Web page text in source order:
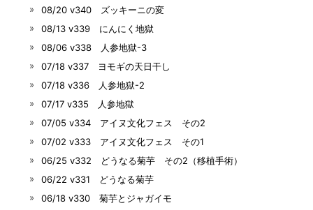
08/20 v340 ズッキーニの変
08/13 v339 にんにく地獄
08/06 v338 人参地獄-3
07/18 v337 ヨモギの天日干し
07/18 v336 人参地獄-2
07/17 v335 人参地獄
07/05 v334 アイヌ文化フェス その2
07/02 v333 アイヌ文化フェス その1
06/25 v332 どうなる菊芋 その2（移植手術）
06/22 v331 どうなる菊芋
06/18 v330 菊芋とジャガイモ